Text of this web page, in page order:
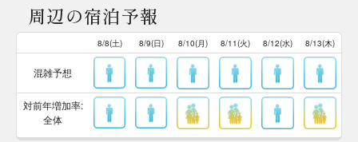
周辺の宿泊予報
8/8(土) 8/9(日) 8/10(月) 8/11(火) 8/12(水) 8/13(木)
混雑予想
対前年増加率:
全体